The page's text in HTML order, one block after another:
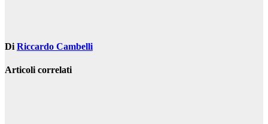
Di Riccardo Cambelli
Articoli correlati